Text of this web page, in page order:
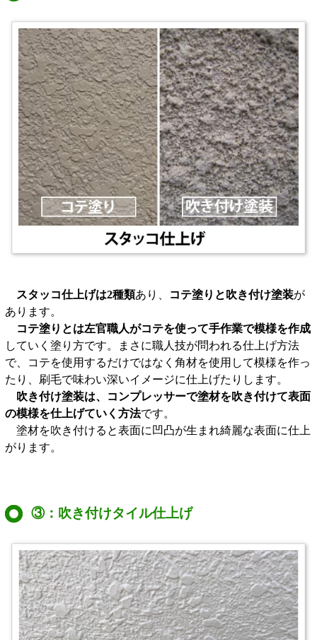
スタッコ仕上げは2種類あり、 コテ塗りと吹き付け塗装が
あります。
コテ塗りとは左官職人がコテを使って手作業で模様を作成
していく塗り方です。まさに職人技が問われる仕上げ方法
で、コテを使用するだけではなく角材を使用して模様を作っ
たり、刷毛で味わい深いイメージに仕上げたりします。
吹き付け塗装は、コンプレッサーで塗材を吹き付けて表面
の模様を仕上げていく方法です。
塗材を吹き付けると表面に凹凸が生まれ綺麗な表面に仕上
がります。
③：吹き付けタイル仕上げ